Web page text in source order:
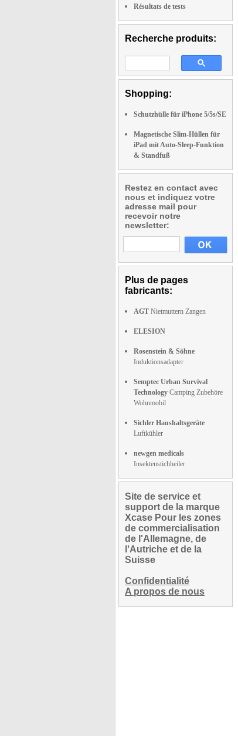
Résultats de tests
Recherche produits:
Shopping:
Schutzhülle für iPhone 5/5s/SE
Magnetische Slim-Hüllen für
iPad mit Auto-Sleep-Funktion
& Standfuß
Restez en contact avec
nous et indiquez votre
adresse mail pour
recevoir notre
newsletter:
Plus de pages
fabricants:
AGT Nietmuttern Zangen
ELESION
Rosenstein & Söhne
Induktionsadapter
Semptec Urban Survival
Technology Camping Zubehöre
Wohnmobil
Sichler Haushaltsgeräte
Luftkühler
newgen medicals
Insektenstichheiler
Site de service et
support de la marque
Xcase Pour les zones
de commercialisation
de l'Allemagne, de
l'Autriche et de la
Suisse
Confidentialité
A propos de nous